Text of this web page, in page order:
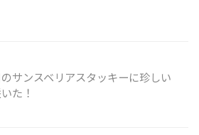
サンスベリアスタッキーに珍しい
た！